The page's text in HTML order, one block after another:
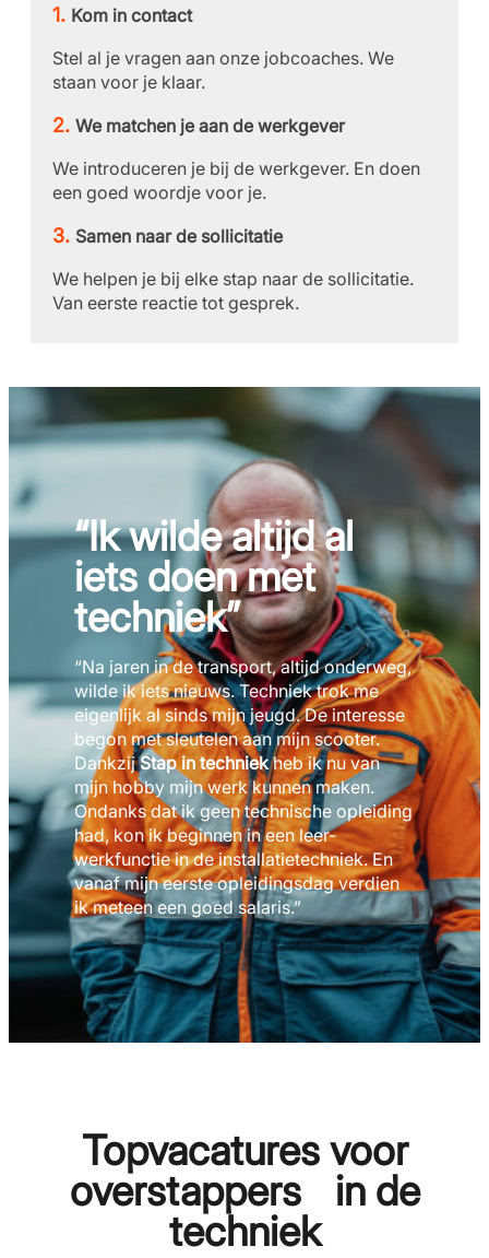
Kom in contact
Stel al je vragen aan onze jobcoaches. We
staan voor je klaar.
We matchen je aan de werkgever
We introduceren je bij de werkgever. En doen
een goed woordje voor je.
Samen naar de sollicitatie
We helpen je bij elke stap naar de sollicitatie.
Van eerste reactie tot gesprek.
“Ik wilde altijd al
iets doen met
techniek”
“Na jaren in de transport, altijd onderweg,
wilde ik iets nieuws. Techniek trok me
eigenlijk al sinds mijn jeugd. De interesse
begon met sleutelen aan mijn scooter.
DankzijStap in techniekheb ik nu van
mijn hobby mijn werk kunnen maken.
Ondanks dat ik geen technische opleiding
had, kon ik beginnen in een leer-
werkfunctie in de installatietechniek. En
vanaf mijn eerste opleidingsdag verdien
ik meteen een goed salaris.”
Topvacatures voor
overstappers in de
techniek